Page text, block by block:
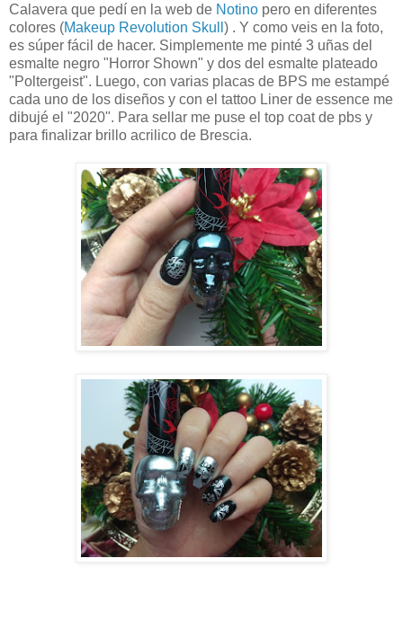
Calavera que pedí en la web de Notino pero en diferentes
colores (Makeup Revolution Skull ) . Y como veis en la foto,
es súper fácil de hacer. Simplemente me pinté 3 uñas del
esmalte negro "Horror Shown" y dos del esmalte plateado
"Poltergeist". Luego, con varias placas de BPS me estampé
cada uno de los diseños y con el tattoo Liner de essence me
dibujé el "2020". Para sellar me puse el top coat de pbs y
para finalizar brillo acrilico de Brescia.